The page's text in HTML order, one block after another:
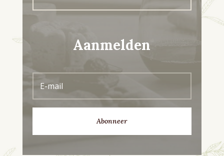
Aanmelden
Abonneer